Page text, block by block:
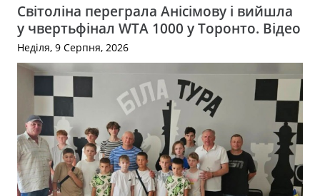
Світоліна переграла Анісімову і вийшла
у чвертьфінал WTA 1000 у Торонто. Відео
Неділя, 9 Серпня, 2026